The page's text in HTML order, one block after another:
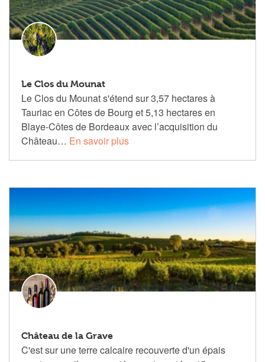
Le Clos du Mounat
Le Clos du Mounat s'étend sur 3,57 hectares à
Tauriac en Côtes de Bourg et 5,13 hectares en
Blaye-Côtes de Bordeaux avec l’acquisition du
Château… En savoir plus
Château de la Grave
C'est sur une terre calcaire recouverte d'un épais